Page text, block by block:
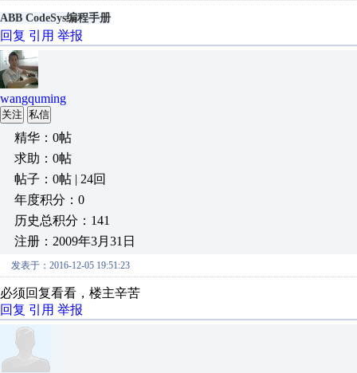
ABB CodeSys编程手册
回复 引用 举报
wangquming
关注 私信
精华：0帖
求助：0帖
帖子：0帖 | 24回
年度积分：0
历史总积分：141
注册：2009年3月31日
发表于：2016-12-05 19:51:23
必须回复看看，楼主辛苦
回复 引用 举报